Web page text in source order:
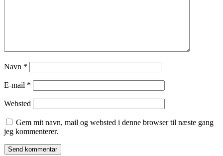
Navn *
E-mail *
Websted
Gem mit navn, mail og websted i denne browser til næste gang
jeg kommenterer.